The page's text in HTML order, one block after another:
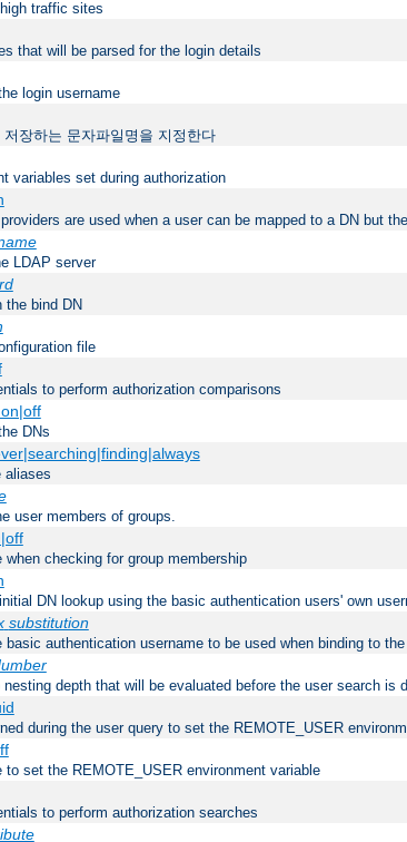
traffic sites
that will be parsed for the login details
login username
장하는 문자파일명을 지정한다
variables set during authorization
are used when a user can be mapped to a DN but
LDAP server
the bind DN
file
to perform authorization comparisons
DNs
aliases
user members of groups.
checking for group membership
DN lookup using the basic authentication users' own
substitution
authentication username to be used when binding to
depth that will be evaluated before the user search is
during the user query to set the REMOTE_USER
set the REMOTE_USER environment variable
to perform authorization searches